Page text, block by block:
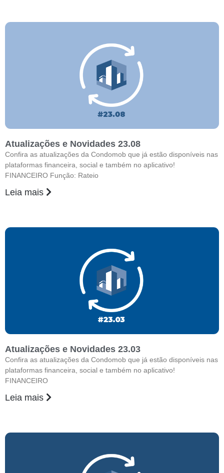
Atualizações e Novidades 23.08
Confira as atualizações da Condomob que já estão disponíveis nas
plataformas financeira, social e também no aplicativo!
FINANCEIRO Função: Rateio
Leia mais
Atualizações e Novidades 23.03
Confira as atualizações da Condomob que já estão disponíveis nas
plataformas financeira, social e também no aplicativo!
FINANCEIRO
Leia mais